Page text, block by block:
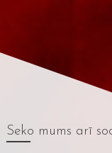
Seko mums arī